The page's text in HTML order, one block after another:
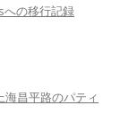
の移行記録
昌平路のパティ